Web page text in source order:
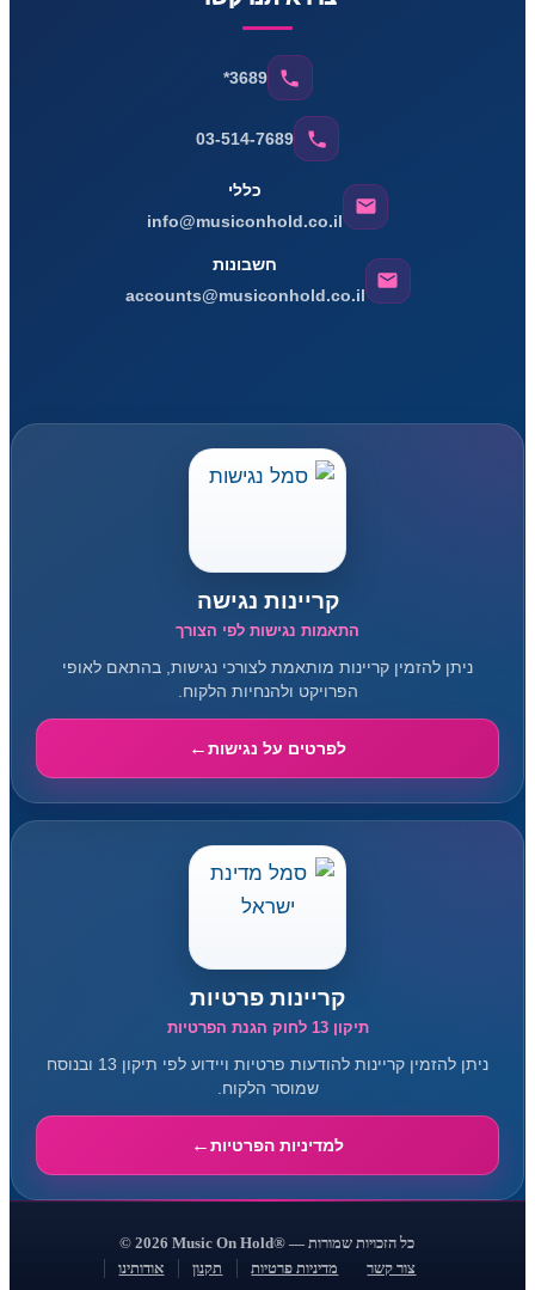
*3689
03-514-7689
כללי
info@musiconhold.co.il
חשבונות
accounts@musiconhold.co.il
קריינות נגישה
התאמות נגישות לפי הצורך
ניתן להזמין קריינות מותאמת לצורכי נגישות, בהתאם לאופי
הפרויקט ולהנחיות הלקוח.
לפרטים על נגישות
קריינות פרטיות
תיקון 13 לחוק הגנת הפרטיות
ניתן להזמין קריינות להודעות פרטיות ויידוע לפי תיקון 13 ובנוסח
שמוסר הלקוח.
למדיניות הפרטיות
© 2026 Music On Hold® — כל הזכויות שמורות
אודותינו
תקנון מדיניות פרטיות צור קשר